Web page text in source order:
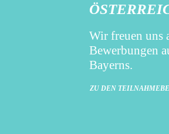
Wir freuen uns
Bewerbungen
Bayerns.
ZU DEN